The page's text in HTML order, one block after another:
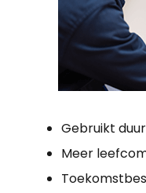
Gebruikt
Meer